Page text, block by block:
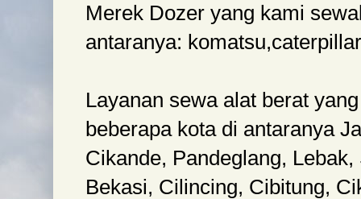
Merek Dozer yang kami
antaranya:
Layanan sewa alat berat
beberapa kota di antaranya
Cikande, Pandeglang,
Bekasi, Cilincing, Cibitung,